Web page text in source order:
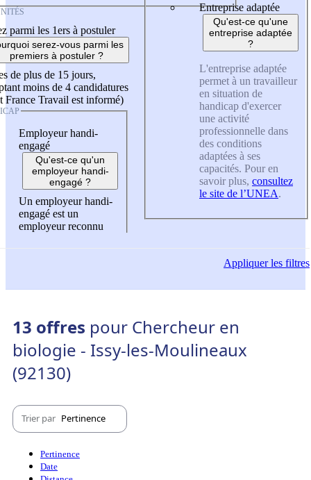
parmi les 1ers à postuler
serez-vous parmi les
premiers à postuler ?
de plus de 15 jours,
moins de 4 candidatures
France Travail est informé)
Employeur handi-
engagé
Qu'est-ce qu'un
employeur handi-
engagé ?
Un employeur handi-
engagé est un
employeur reconnu
Entreprise adaptée
Qu'est-ce qu'une
entreprise adaptée
?
L'entreprise adaptée
permet à un travailleur
en situation de
handicap d'exercer
une activité
professionnelle dans
des conditions
adaptées à ses
capacités. Pour en
savoir plus, consultez
le site de l’UNEA.
Appliquerles filtres
13 offres pour Chercheur en
biologie - Issy-les-Moulineaux
(92130)
Trier par Pertinence
Pertinence
Date